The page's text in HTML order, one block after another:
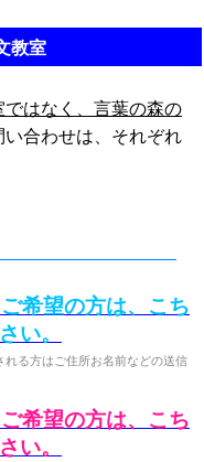
教室
はなく、言葉の森の
い合わせは、それぞれ
希望の方は、こち
い。
れる方はご住所お名前などの送信
希望の方は、こち
い。